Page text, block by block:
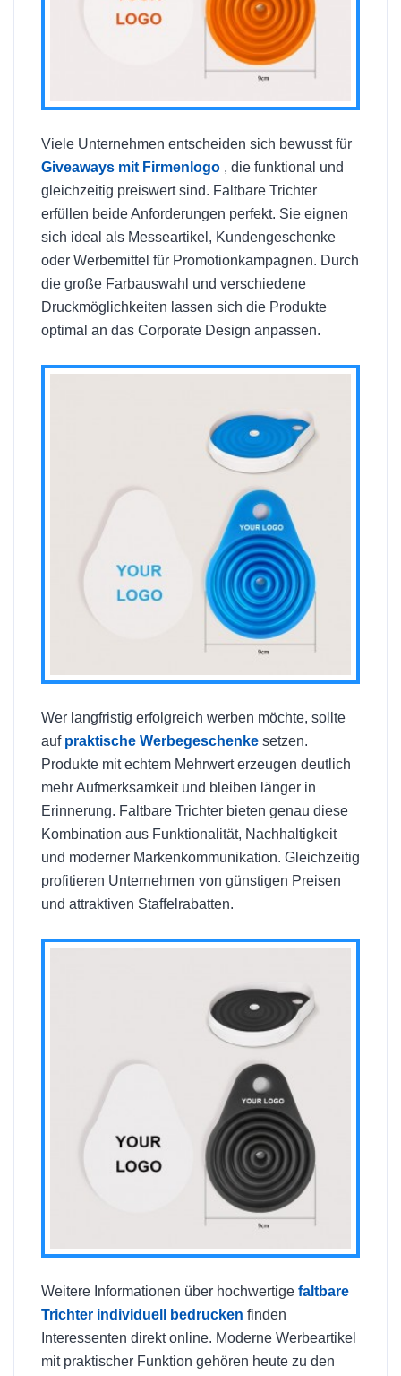
Viele Unternehmen entscheiden sich bewusst für
Giveaways mit Firmenlogo , die funktional und
gleichzeitig preiswert sind. Faltbare Trichter
erfüllen beide Anforderungen perfekt. Sie eignen
sich ideal als Messeartikel, Kundengeschenke
oder Werbemittel für Promotionkampagnen. Durch
die große Farbauswahl und verschiedene
Druckmöglichkeiten lassen sich die Produkte
optimal an das Corporate Design anpassen.
Wer langfristig erfolgreich werben möchte, sollte
auf praktische Werbegeschenke setzen.
Produkte mit echtem Mehrwert erzeugen deutlich
mehr Aufmerksamkeit und bleiben länger in
Erinnerung. Faltbare Trichter bieten genau diese
Kombination aus Funktionalität, Nachhaltigkeit
und moderner Markenkommunikation. Gleichzeitig
profitieren Unternehmen von günstigen Preisen
und attraktiven Staffelrabatten.
Weitere Informationen über hochwertige faltbare
Trichter individuell bedrucken finden
Interessenten direkt online. Moderne Werbeartikel
mit praktischer Funktion gehören heute zu den